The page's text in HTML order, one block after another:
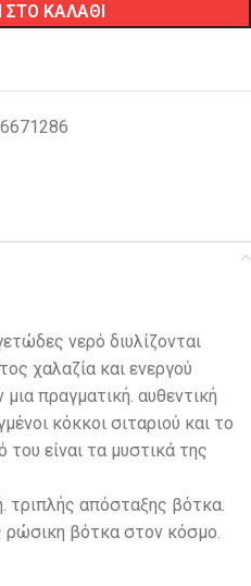
ΚΑΛΑΘΙ
νερό διυλίζονται
χαλαζία και ενεργού
πραγματική. αυθεντική
κόκκοι σιταριού και το
είναι τα μυστικά της
τριπλής απόσταξης βότκα.
ρώσικη βότκα στον κόσμο.